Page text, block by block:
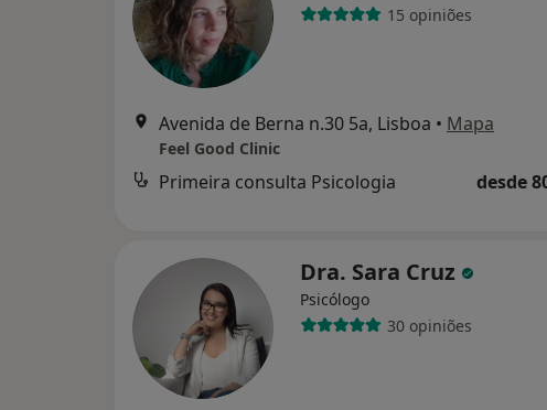
15 opiniões
Avenida de Berna n.30 5a, Lisboa • Mapa
Feel Good Clinic
Primeira consulta Psicologia desde
Dra. Sara Cruz
Psicólogo
30 opiniões